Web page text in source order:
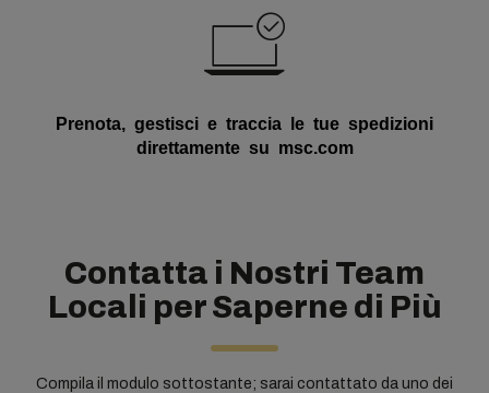
Prenota, gestisci e traccia le tue spedizioni
direttamente su msc.com
Contatta i Nostri Team
Locali per Saperne di Più
Compila il modulo sottostante; sarai contattato da uno dei